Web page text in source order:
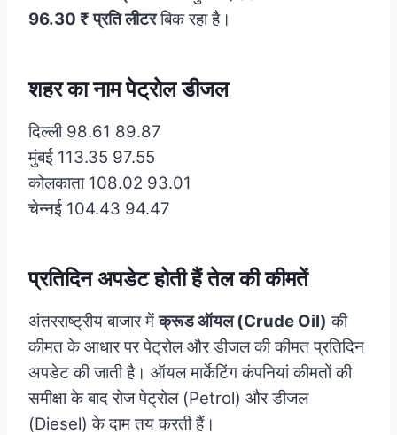
96.30 ₹ प्रति लीटरबिक रहा है।
शहर का नाम पेट्रोल डीजल
दिल्ली 98.61 89.87
मुंबई 113.35 97.55
कोलकाता 108.02 93.01
चेन्नई 104.43 94.47
प्रतिदिन अपडेट होती हैं तेल की कीमतें
अंतरराष्ट्रीय बाजार मेंक्रूड ऑयल (Crude Oil) की
कीमत के आधार पर पेट्रोल और डीजल की कीमत प्रतिदिन
अपडेट की जाती है। ऑयल मार्केटिंग कंपनियां कीमतों की
समीक्षा के बाद रोज पेट्रोल (Petrol) और डीजल
(Diesel) के दाम तय करती हैं।